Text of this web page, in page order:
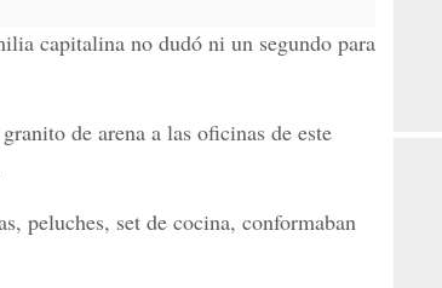
capitalina no dudó ni un segundo para
de arena a las oficinas de este
peluches, set de cocina, conformaban